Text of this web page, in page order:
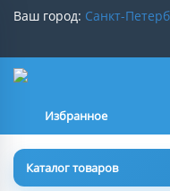
Ваш город: Санкт-
Нет
Избранное
Каталог товаров